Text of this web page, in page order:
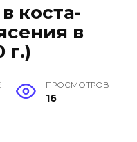
коста-
в
г.)
ПРОСМОТРОВ
16